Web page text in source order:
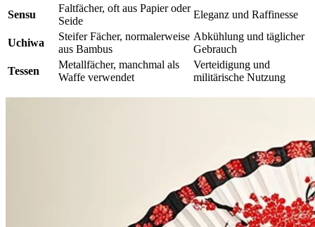
Sensu
Faltfächer, oft aus Papier oder
Seide
Eleganz und Raffinesse
Uchiwa
Steifer Fächer, normalerweise
aus Bambus
Abkühlung und täglicher
Gebrauch
Tessen
Metallfächer, manchmal als
Waffe verwendet
Verteidigung und
militärische Nutzung